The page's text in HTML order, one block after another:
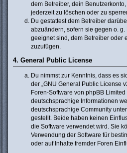
dem Betreiber, dein
jederzeit zu löschen oder zu
Du gestattest dem Betreiber
abzuändern, sofern sie gegen o.
geeignet sind, dem Betreiber oder
zuzufügen.
4. General Public License
Du nimmst zur Kenntnis, dass es
der „ GNU General Public License
Foren-Software von phpBB
deutschsprachige Informationen
deutschsprachige Community
gestellt. Beide haben keinen
die Software verwendet wird. Sie
Verwendung der Software für
oder auf Inhalte fremder Foren